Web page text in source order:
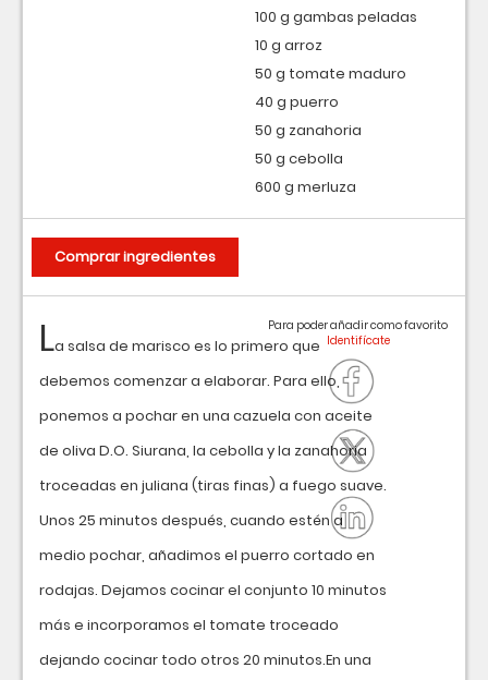
La salsa de marisco es lo primero que
debemos comenzar a elaborar. Para ello,
ponemos a pochar en una cazuela con aceite
de oliva D.O. Siurana, la cebolla y la zanahoria
troceadas en juliana (tiras finas) a fuego suave.
Unos 25 minutos después, cuando estén a
medio pochar, añadimos el puerro cortado en
rodajas. Dejamos cocinar el conjunto 10 minutos
más e incorporamos el tomate troceado
dejando cocinar todo otros 20 minutos.En una
Para poder añadir como favorito
100 g gambas peladas
10 g arroz
50 g tomate maduro
40 g puerro
50 g zanahoria
50 g cebolla
600 g merluza
Comprar ingredientes